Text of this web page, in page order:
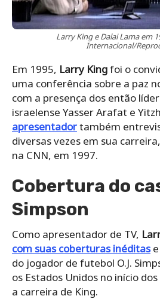
Larry King e Dalai Lama em
Internacional/
Em 1995, Larry Kingfoi o
uma conferência sobre a paz
com a presença dos então
israelense Yasser Arafat e
apresentadortambém
diversas vezes em sua
na CNN, em 1997.
Cobertura do
Simpson
Como apresentador de TV,
com suas coberturas inéditase
do jogador de futebol O.J.
os Estados Unidos no início
a carreira de King.